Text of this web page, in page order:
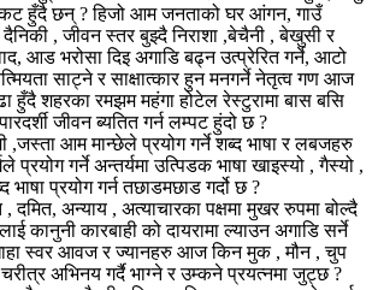
हुँदै छन् ? हिजो आम जनताको घर आंगन, गाउँ
दैनिकी , जीवन स्तर बुझ्दै निराशा ,बेचैनी , बेखुसी र
आड भरोसा दिइ अगाडि बढ्न उत्प्रेरित गर्ने, आटो
साट्ने र साक्षात्कार हुन मनगर्ने नेतृत्व गण आज
हुँदै शहरका रमझम महंगा होटेल रेस्टुरामा बास बसि
जीवन ब्यतित गर्न लम्पट हुंदो छ ?
,जस्ता आम मान्छेले प्रयोग गर्ने शब्द भाषा र लबजहरु
प्रयोग गर्ने अन्तर्यमा उत्पिडक भाषा खाइस्यो , गैस्यो ,
प्रयोग गर्न तछाडमछाड गर्दो छ ?
दमित, अन्याय , अत्याचारका पक्षमा मुखर रुपमा बोल्दै
कानुनी कारबाही को दायरामा ल्याउन अगाडि सर्ने
स्वर आवज र ज्यानहरु आज किन मुक , मौन , चुप
अभिनय गर्दै भाग्ने र उम्कने प्रयत्नमा जुट्छ ?